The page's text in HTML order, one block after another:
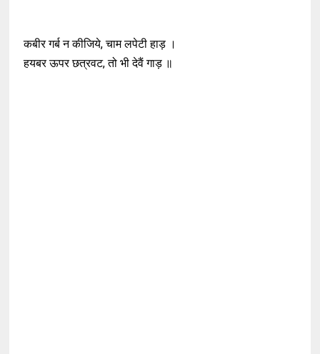
कबीर गर्ब न कीजिये, चाम लपेटी हाड़ ।
हयबर ऊपर छत्रवट, तो भी देवैं गाड़ ॥